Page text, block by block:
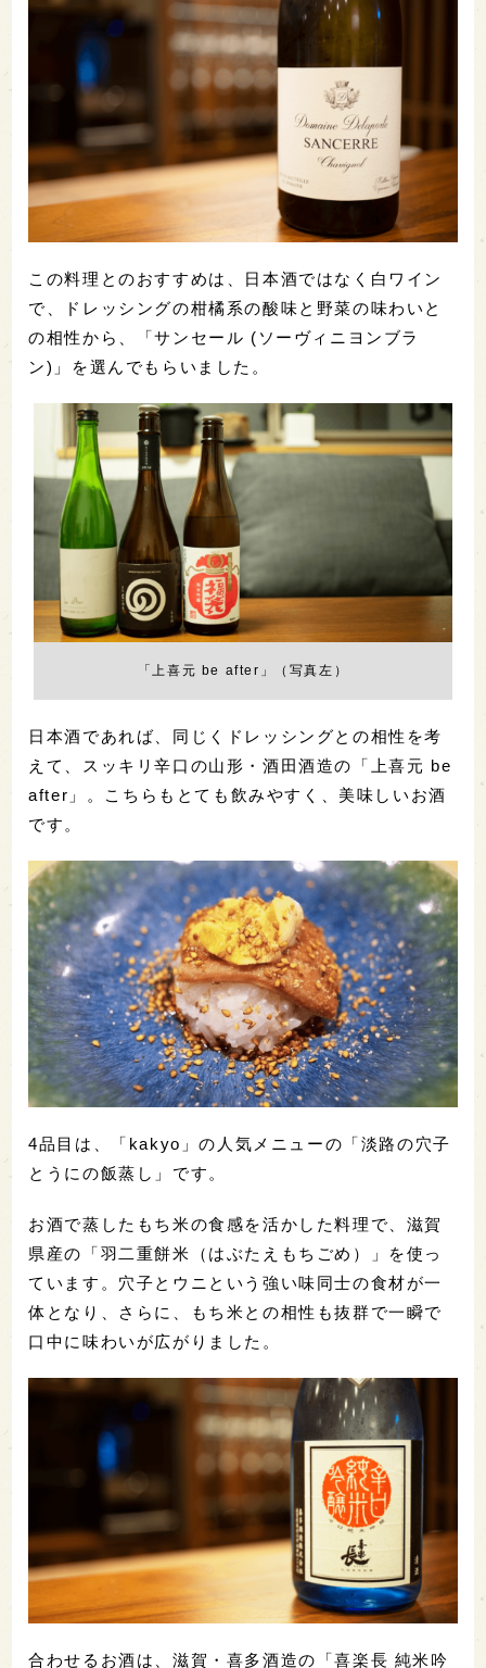
この料理とのおすすめは、日本酒ではなく白ワイン
で、ドレッシングの柑橘系の酸味と野菜の味わいと
の相性から、「サンセール (ソーヴィニヨンブラ
ン)」を選んでもらいました。
「上喜元 be after」（写真左）
日本酒であれば、同じくドレッシングとの相性を考
えて、スッキリ辛口の山形・酒田酒造の「上喜元 be
after」。こちらもとても飲みやすく、美味しいお酒
です。
4品目は、「kakyo」の人気メニューの「淡路の穴子
とうにの飯蒸し」です。
お酒で蒸したもち米の食感を活かした料理で、滋賀
県産の「羽二重餅米（はぶたえもちごめ）」を使っ
ています。穴子とウニという強い味同士の食材が一
体となり、さらに、もち米との相性も抜群で一瞬で
口中に味わいが広がりました。
合わせるお酒は、滋賀・喜多酒造の「喜楽長 純米吟